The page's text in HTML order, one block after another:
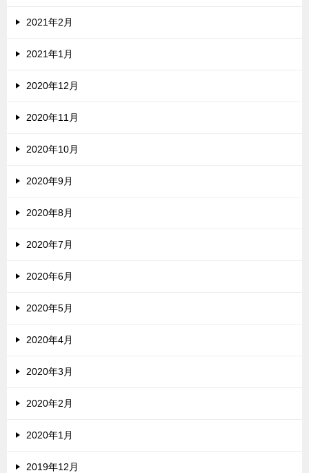
2021年2月
2021年1月
2020年12月
2020年11月
2020年10月
2020年9月
2020年8月
2020年7月
2020年6月
2020年5月
2020年4月
2020年3月
2020年2月
2020年1月
2019年12月